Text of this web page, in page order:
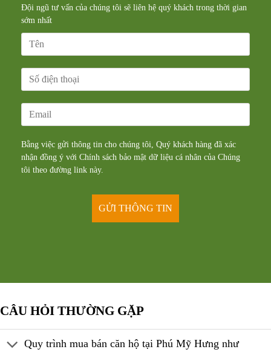
Đội ngũ tư vấn của chúng tôi sẽ liên hệ quý khách trong thời gian
sớm nhất
Bằng việc gửi thông tin cho chúng tôi, Quý khách hàng đã xác
nhận đồng ý với Chính sách bảo mật dữ liệu cá nhân của Chúng
tôi theo đường link này.
CÂU HỎI THƯỜNG GẶP
Quy trình mua bán căn hộ tại Phú Mỹ Hưng như